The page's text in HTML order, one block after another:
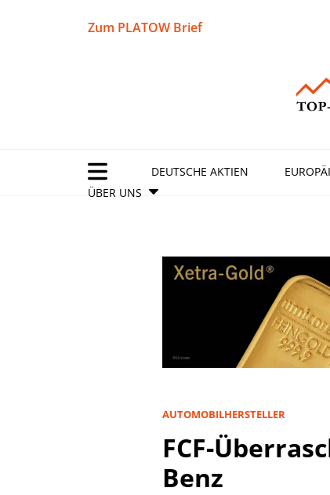
Zum PLATOW Brief
DEUTSCHE AKTIEN
ÜBER UNS
AUTOMOBILHERSTELLER
FCF-
Benz